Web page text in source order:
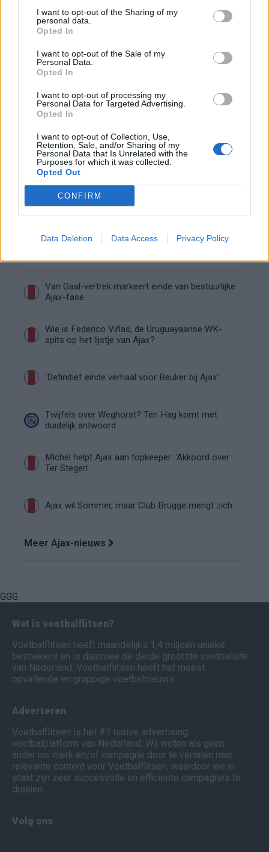
I want to opt-out of the Sharing of my
personal data.
Opted In
I want to opt-out of the Sale of my
Personal Data.
Opted In
I want to opt-out of processing my
Personal Data for Targeted Advertising.
Opted In
I want to opt-out of Collection, Use,
Retention, Sale, and/or Sharing of my
Personal Data that Is Unrelated with the
Purposes for which it was collected.
Opted Out
CONFIRM
Data Deletion Data Access Privacy Policy
“Twente was toen niet haalbaar”: Weghorst blikt
De transferprioriteiten van Ajax worden steeds
Ajax begint voorbereiding met nederlaag: zo ziet
Zo overtuigde PSV Sven Mijnans en bleef Ajax
met lege handen achter
Waarom steeds meer sleutelfiguren Ajax
Steijn: ‘Bergwijn was niet mijn eerste keus als
Van Gaal-vertrek markeert einde van bestuurlijke
Ajax-fase
Wie is Federico Viñas, de Uruguayaanse WK-
spits op het lijstje van Ajax?
‘Definitief einde verhaal voor Beuker bij Ajax’
Twijfels over Weghorst? Ten Hag komt met
duidelijk antwoord
Míchel helpt Ajax aan topkeeper: ‘Akkoord over
Ter Stegen’
Ajax wil Sommer, maar Club Brugge mengt zich
Meer Ajax-nieuws
GGG
Wat is voetbalflitsen?
Voetbalflitsen heeft maandelijks 1,4 miljoen unieke
bezoekers en is daarmee de derde grootste voetbalsite
van Nederland. Voetbalflitsen heeft het meest
opvallende en grappige voetbalnieuws.
Adverteren
Voetbalflitsen is het #1 native advertising
voetbalplatform van Nederland. Wij weten als geen
ander uw merk en/of campagne door te vertalen naar
relevante content voor Voetbalflitsen, waardoor we in
staat zijn zeer succesvolle en efficiënte campagnes te
draaien.
Volg ons